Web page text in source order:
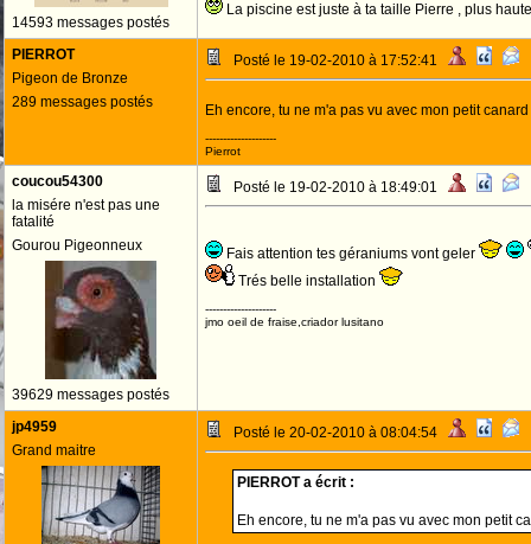
14593 messages postés
La piscine est juste à ta taille Pierre , plus
PIERROT
Pigeon de Bronze
289 messages postés
Posté le 19-02-2010 à 17:52:41
Eh encore, tu ne m'a pas vu avec mon petit canard
--------------------
Pierrot
coucou54300
la misére n'est pas une
fatalité
Gourou Pigeonneux
39629 messages postés
Posté le 19-02-2010 à 18:49:01
Fais attention tes géraniums vont geler
Trés belle installation
--------------------
jmo oeil de fraise,criador lusitano
jp4959
Grand maitre
Posté le 20-02-2010 à 08:04:54
PIERROT a écrit :
Eh encore, tu ne m'a pas vu avec mon petit